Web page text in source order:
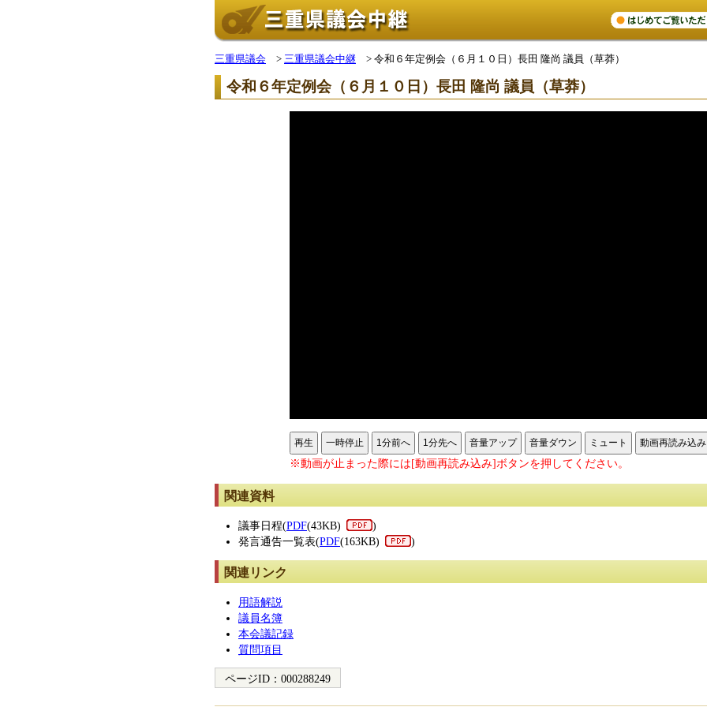
三重県議会 > 三重県議会中継 > 令和６年定例会（６月１０日）長田 隆尚 議員（草莽）
令和６年定例会（６月１０日）長田 隆尚 議員（草莽）
再生 一時停止 1分前へ 1分先へ 音量アップ 音量ダウン ミュート 動画再読み込み
※動画が止まった際には[動画再読み込み]ボタンを押してください。
関連資料
議事日程(PDF(43KB)
)
発言通告一覧表(PDF(163KB) )
関連リンク
用語解説
議員名簿
本会議記録
質問項目
ページID： 000288249